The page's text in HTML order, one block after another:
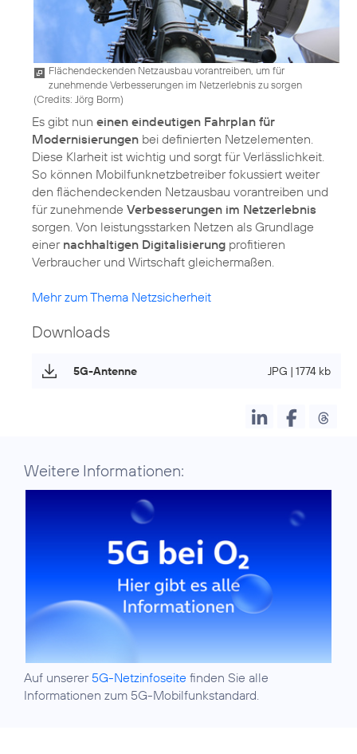
Flächendeckenden Netzausbau vorantreiben, um für
zunehmende Verbesserungen im Netzerlebnis zu sorgen
(Credits: Jörg Borm)
Es gibt nun einen eindeutigen Fahrplan für
Modernisierungen bei definierten Netzelementen.
Diese Klarheit ist wichtig und sorgt für Verlässlichkeit.
So können Mobilfunknetzbetreiber fokussiert weiter
den flächendeckenden Netzausbau vorantreiben und
für zunehmende Verbesserungen im Netzerlebnis
sorgen. Von leistungsstarken Netzen als Grundlage
einer nachhaltigen Digitalisierung profitieren
Verbraucher und Wirtschaft gleichermaßen.
Mehr zum Thema Netzsicherheit
Downloads
5G-Antenne JPG | 1774 kb
Weitere Informationen:
Auf unserer 5G-Netzinfoseite finden Sie alle
Informationen zum 5G-Mobilfunkstandard.